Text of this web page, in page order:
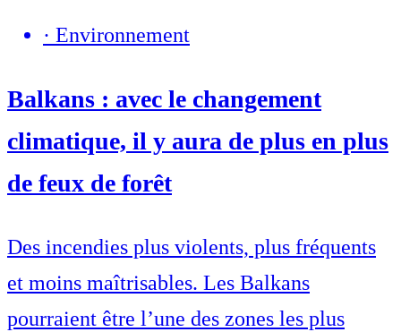
· Environnement
Balkans : avec le changement
climatique, il y aura de plus en plus
de feux de forêt
Des incendies plus violents, plus fréquents
et moins maîtrisables. Les Balkans
pourraient être l’une des zones les plus